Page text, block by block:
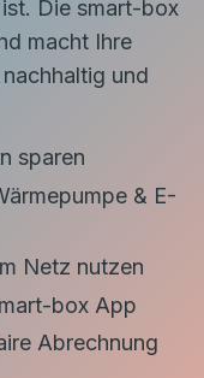
Die smart-box
macht Ihre
und
sparen
& E-
Netz nutzen
box App
Abrechnung